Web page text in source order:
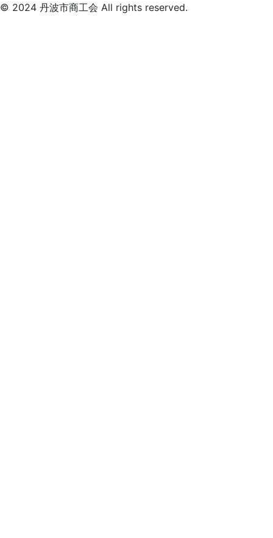
© 2024 丹波市商工会 All rights reserved.